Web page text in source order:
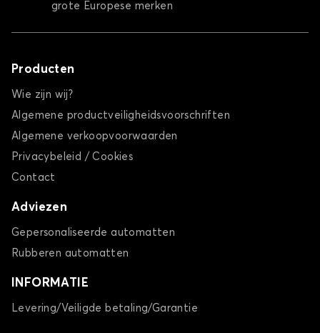
grote Europese merken
Producten
Wie zijn wij?
Algemene productveiligheidsvoorschriften
Algemene verkoopvoorwaarden
Privacybeleid / Cookies
Contact
Adviezen
Gepersonaliseerde automatten
Rubberen automatten
INFORMATIE
Levering/Veiligde betaling/Garantie